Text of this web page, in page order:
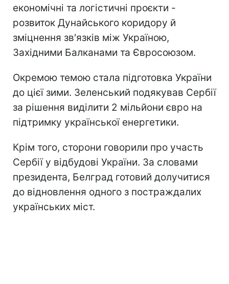
економічні та логістичні проєкти -
розвиток Дунайського коридору й
зміцнення зв'язків між Україною,
Західними Балканами та Євросоюзом.
Окремою темою стала підготовка України
до цієї зими. Зеленський подякував Сербії
за рішення виділити 2 мільйони євро на
підтримку української енергетики.
Крім того, сторони говорили про участь
Сербії у відбудові України. За словами
президента, Белград готовий долучитися
до відновлення одного з постраждалих
українських міст.